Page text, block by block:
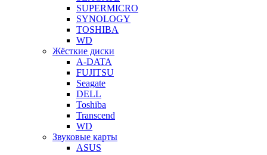
SUPERMICRO
SYNOLOGY
TOSHIBA
WD
Жёсткие диски
A-DATA
FUJITSU
Seagate
DELL
Toshiba
Transcend
WD
Звуковые карты
ASUS